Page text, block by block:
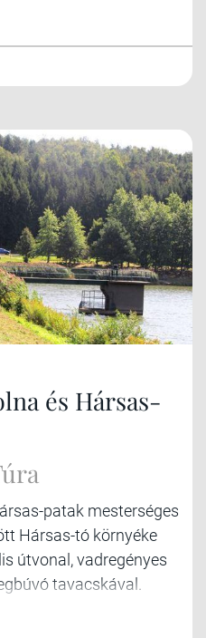
és Hársas-
patak mesterséges
Hársas-tó környéke
útvonal, vadregényes
tavacskával.